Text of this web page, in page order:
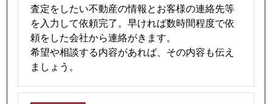
査定をしたい不動産の情報とお客様の連絡先等
を入力して依頼完了。早ければ数時間程度で依
頼をした会社から連絡がきます。
希望や相談する内容があれば、その内容も伝え
ましょう。